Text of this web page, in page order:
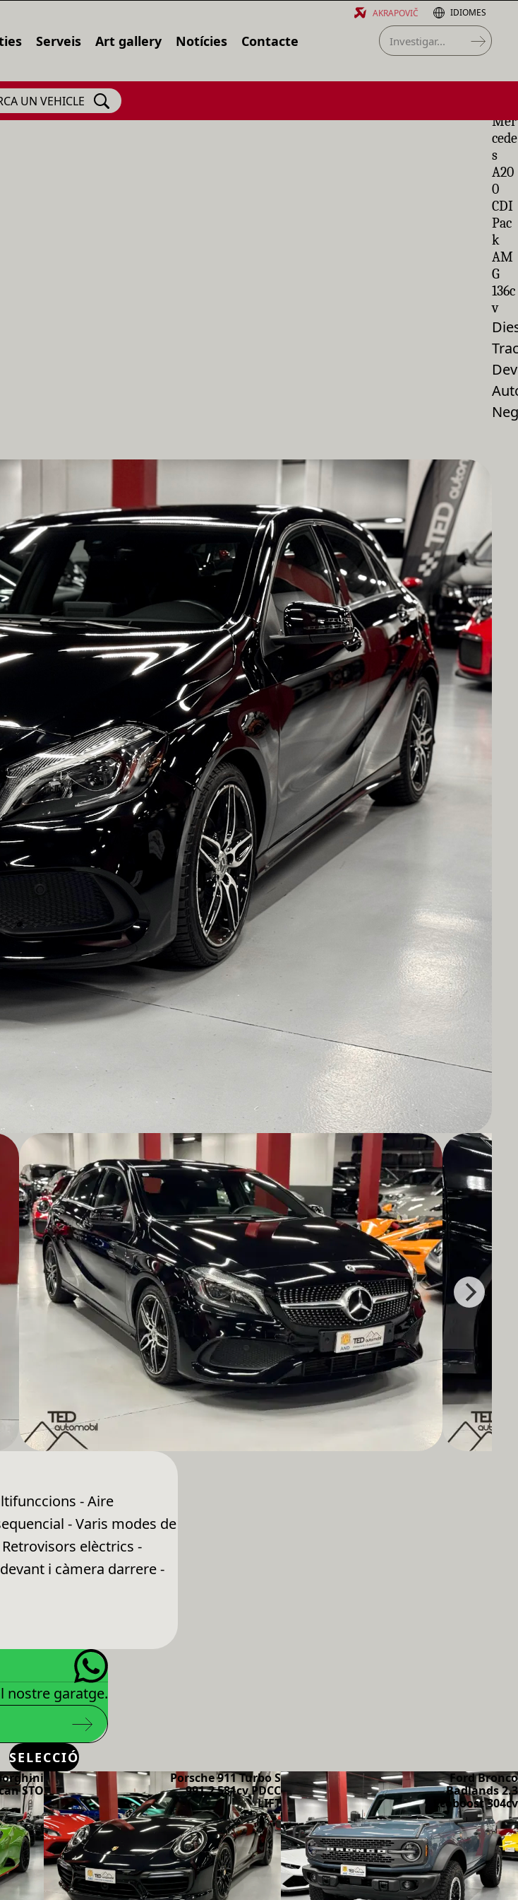
Serveis Art gallery Notícies Contacte
IDIOMES
AKRAPOVIČ
UN VEHICLE
Mer
cede
s
A20
0
CDI
Pac
k
AM
G
136c
v
- Aire
- Varis modes de
elèctrics -
i càmera darrere -
nostre garatge.
SELECCIÓ
STO
Porsche 911 Turbo S
991.2 581cv PDCC
LIFT
Ford Bronco
Badlands 2.3
Ecoboost 304cv